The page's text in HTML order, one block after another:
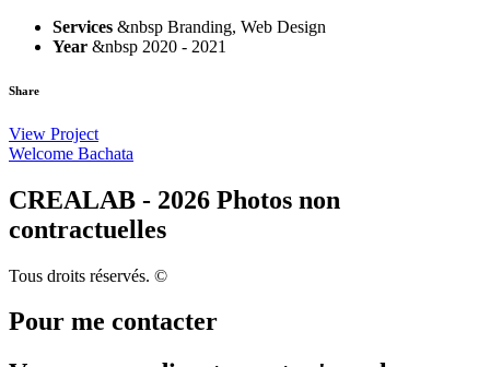
Services &nbsp Branding, Web Design
Year &nbsp 2020 - 2021
Share
View Project
Welcome Bachata
CREALAB - 2026 Photos non
contractuelles
Tous droits réservés. ©
Pour me contacter